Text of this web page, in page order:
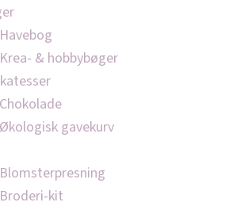
Havebog
Krea- & hobbybøger
Chokolade
Økologisk gavekurv
Blomsterpresning
Broderi-kit